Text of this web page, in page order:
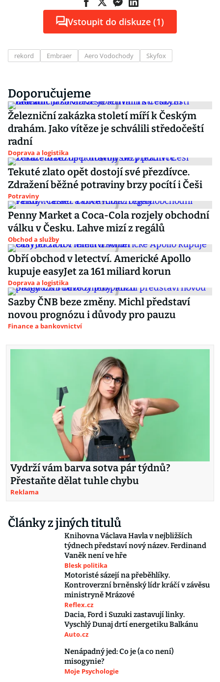
Vstoupit do diskuze (1)
rekord Embraer Aero Vodochody Skyfox
Doporučujeme
Železniční zakázka století míří k Českým
drahám. Jako vítěze je schválili středočeští
radní
Doprava a logistika
Tekuté zlato opět dostojí své přezdívce.
Zdražení běžné potraviny brzy pocítí i Češi
Potraviny
Penny Market a Coca-Cola rozjely obchodní
válku v Česku. Lahve mizí z regálů
Obchod a služby
Obří obchod v letectví. Americké Apollo
kupuje easyJet za 161 miliard korun
Doprava a logistika
Sazby ČNB beze změny. Michl představí
novou prognózu i důvody pro pauzu
Finance a bankovnictví
Vydrží vám barva sotva pár týdnů?
Přestaňte dělat tuhle chybu
Reklama
Články z jiných titulů
Knihovna Václava Havla v nejbližších
týdnech představí nový název. Ferdinand
Vaněk není ve hře
Blesk politika
Motoristé sázejí na přeběhlíky.
Kontroverzní brněnský lídr kráčí v závěsu
ministryně Mrázové
Reflex.cz
Dacia, Ford i Suzuki zastavují linky.
Vyschlý Dunaj drtí energetiku Balkánu
Auto.cz
Nenápadný jed: Co je (a co není)
misogynie?
Moje Psychologie